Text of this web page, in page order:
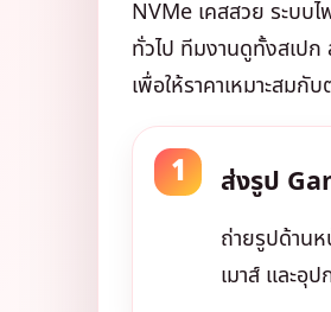
NVMe เคสสวย ระบบ
ทั่วไป ทีมงานดูทั้งสเปก
เพื่อให้ราคาเหมาะสมกั
ส่งรูป
ถ่ายรูปด้าน
เมาส์ และอุ